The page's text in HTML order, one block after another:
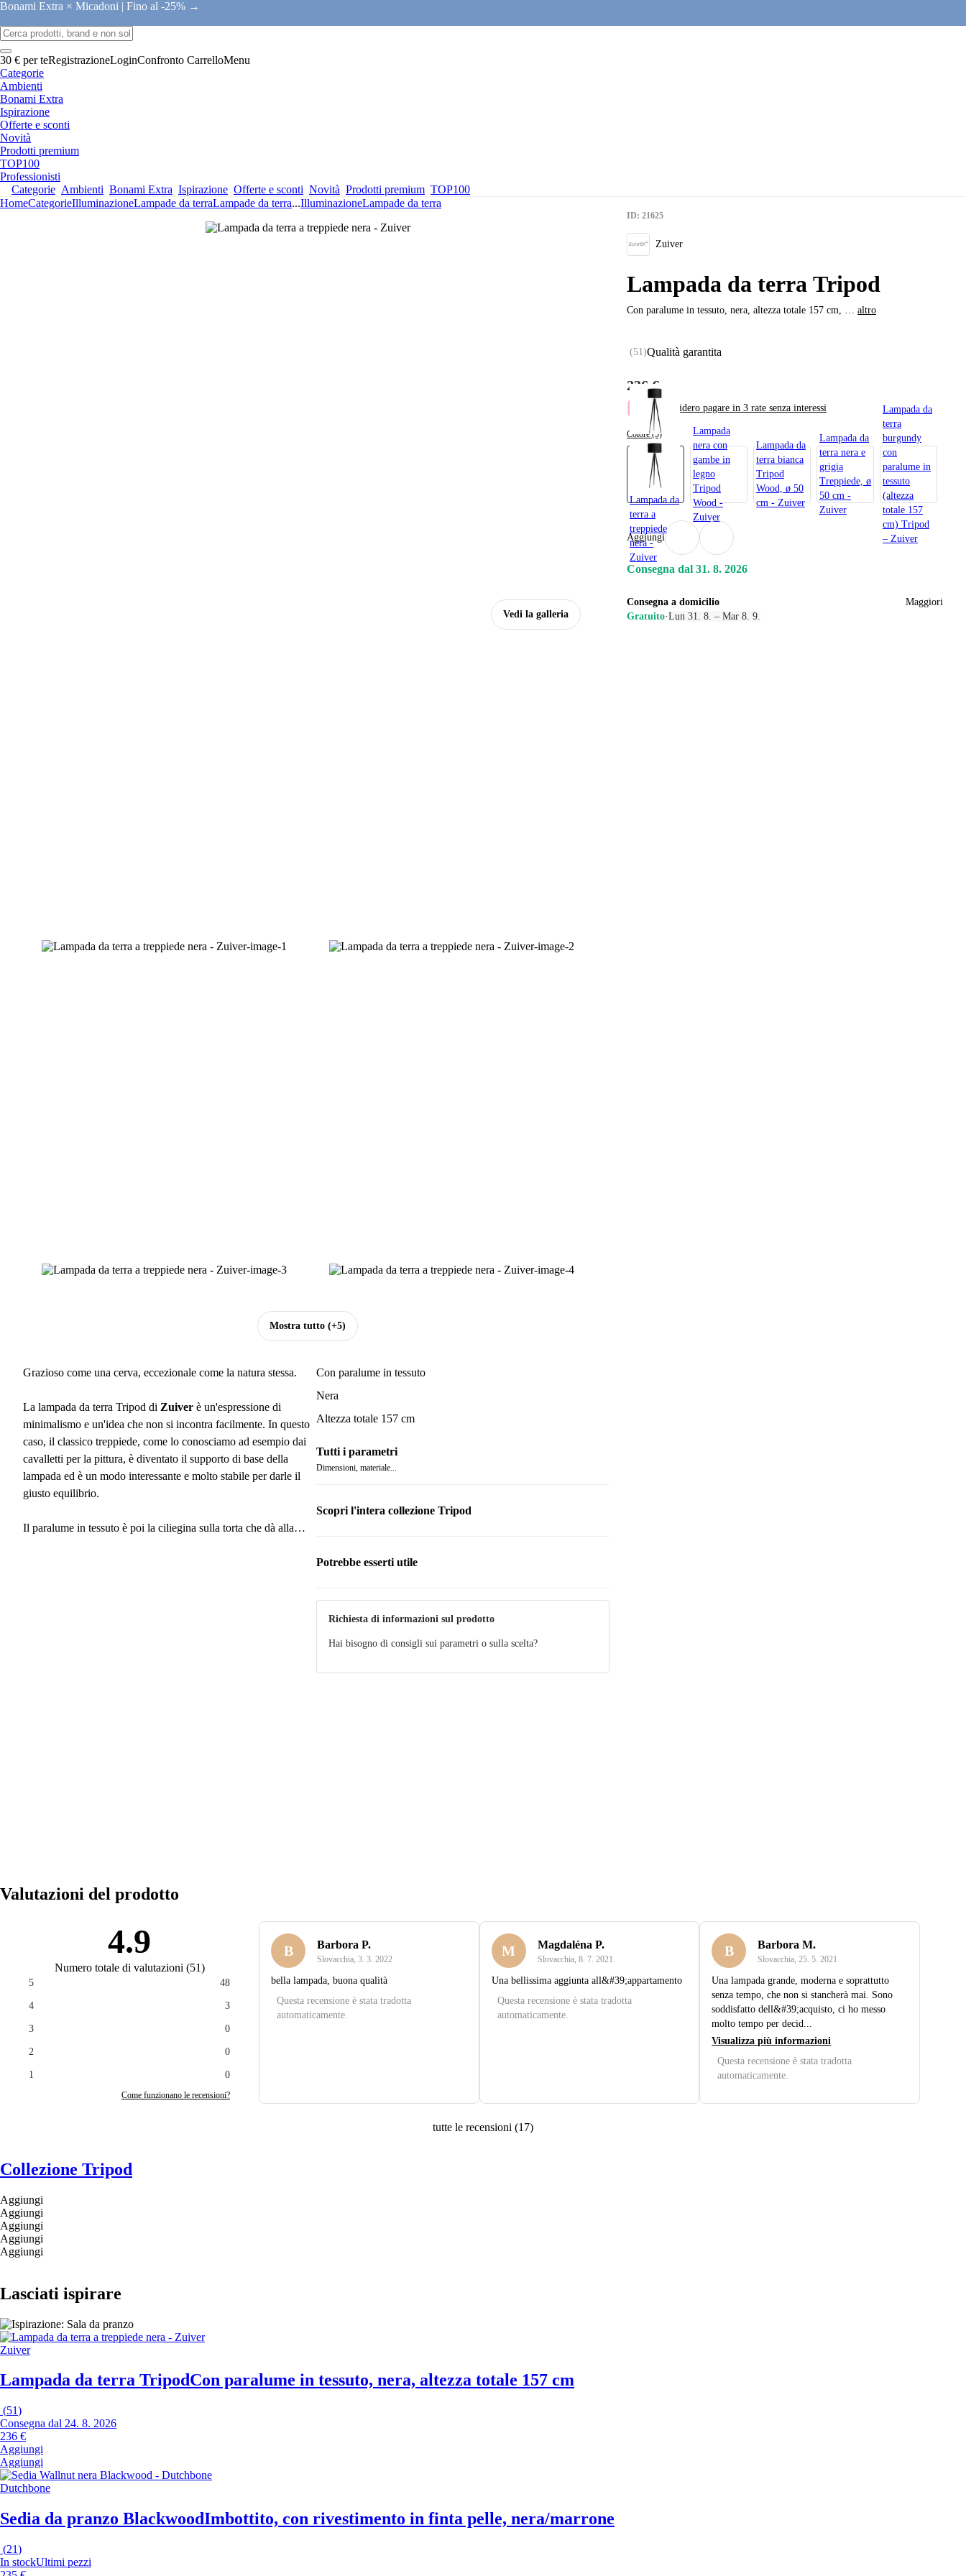
Bonami Extra × Micadoni | Fino al -25% →
30 € per teRegistrazioneLoginConfronto CarrelloMenu
Categorie
Ambienti
Bonami Extra
Ispirazione
Offerte e sconti
Novità
Prodotti premium
TOP100
Professionisti
Categorie Ambienti Bonami Extra Ispirazione Offerte e sconti Novità Prodotti premium TOP100
HomeCategorieIlluminazioneLampade da terraLampade da terra...IlluminazioneLampade da terra
Vedi la galleria
Mostra tutto (+5)
ID: 21625
Zuiver
Lampada da terra Tripod
Con paralume in tessuto, nera, altezza totale 157 cm, … altro
(51 )Qualità garantita
236 €
Desidero pagare in 3 rate senza interessi
Colore (5)
Lampada da
terra a
treppiede
nera -
Zuiver
Lampada
nera con
gambe in
legno
Tripod
Wood -
Zuiver
Lampada da
terra bianca
Tripod
Wood, ø 50
cm - Zuiver
Lampada da
terra nera e
grigia
Treppiede, ø
50 cm -
Zuiver
Lampada da
terra
burgundy
con
paralume in
tessuto
(altezza
totale 157
cm) Tripod
– Zuiver
Aggiungi
Consegna dal 31. 8. 2026
Consegna a domicilio
Gratuito·Lun 31. 8. – Mar 8. 9.
Maggiori
Grazioso come una cerva, eccezionale come la natura stessa.
La lampada da terra Tripod di Zuiver è un'espressione di
minimalismo e un'idea che non si incontra facilmente. In questo
caso, il classico treppiede, come lo conosciamo ad esempio dai
cavalletti per la pittura, è diventato il supporto di base della
lampada ed è un modo interessante e molto stabile per darle il
giusto equilibrio.
Il paralume in tessuto è poi la ciliegina sulla torta che dà alla
Con paralume in tessuto
Nera
Altezza totale 157 cm
Tutti i parametri
Dimensioni, materiale...
Scopri l'intera collezione Tripod
Potrebbe esserti utile
Richiesta di informazioni sul prodotto
Hai bisogno di consigli sui parametri o sulla scelta?
Valutazioni del prodotto
4.9
Numero totale di valutazioni (51)
5 48
4 3
3 0
2 0
1 0
Come funzionano le recensioni?
B Barbora P.
Slovacchia, 3. 3. 2022
bella lampada, buona qualità
Questa recensione è stata tradotta
automaticamente.
M Magdaléna P.
Slovacchia, 8. 7. 2021
Una bellissima aggiunta all&#39;appartamento
Questa recensione è stata tradotta
automaticamente.
B Barbora M.
Slovacchia,25. 5. 2021
Una lampada grande, moderna e soprattutto
senza tempo, che non si stancherà mai. Sono
soddisfatto dell&#39;acquisto, ci ho messo
molto tempo per decid...
Visualizza più informazioni
Questa recensione è stata tradotta
automaticamente.
tutte le recensioni (17)
Collezione Tripod
Aggiungi
Aggiungi
Aggiungi
Aggiungi
Aggiungi
Lasciati ispirare
Zuiver
Lampada da terra TripodCon paralume in tessuto, nera, altezza totale 157 cm
(51)
Consegna dal 24. 8. 2026
236 €
Aggiungi
Aggiungi
Dutchbone
Sedia da pranzo BlackwoodImbottito, con rivestimento in finta pelle, nera/marrone
(21)
In stockUltimi pezzi